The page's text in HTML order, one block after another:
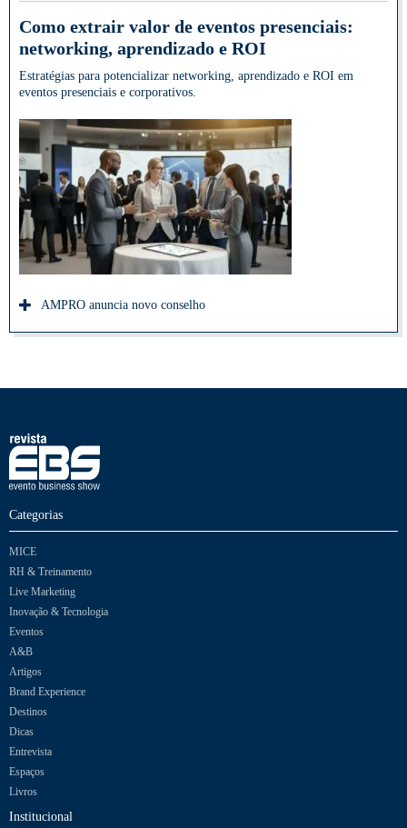
Como extrair valor de eventos presenciais:
networking, aprendizado e ROI
Estratégias para potencializar networking, aprendizado e ROI em
eventos presenciais e corporativos.
AMPRO anuncia novo conselho
Categorias
MICE
RH & Treinamento
Live Marketing
Inovação & Tecnologia
Eventos
A&B
Artigos
Brand Experience
Destinos
Dicas
Entrevista
Espaços
Livros
Institucional